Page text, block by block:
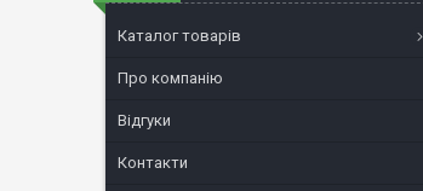
Каталог товарів
Про компанію
Відгуки
Контакти